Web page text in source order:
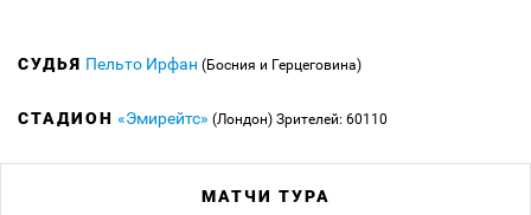
СУДЬЯ Пельто Ирфан (Босния и Герцеговина)
СТАДИОН «Эмирейтс» (Лондон) Зрителей: 60110
МАТЧИ ТУРА